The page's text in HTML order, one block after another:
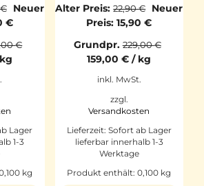
€
Ursprünglicher
Preis
22,90 €
Neuer
€Aktueller
ist:
€
kg
Lager
1-3
kg
Alter Preis: 22,90€
Preis
22,90 €
Neuer
Preis: 15,90€Aktueller
ist:
Grundpr.229,00€
159,00€ / kg
inkl. MwSt.
zzgl.
Versandkosten
Lieferzeit: Sofort ab Lager
lieferbar innerhalb 1-3
Werktage
Produkt enthält: 0,100 kg